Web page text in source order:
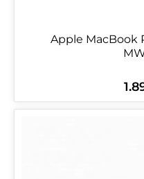
Apple MacBook